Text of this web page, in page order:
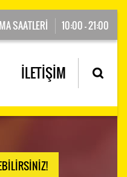
SAATLERİ 10:00 - 21:00
İLETİŞİM